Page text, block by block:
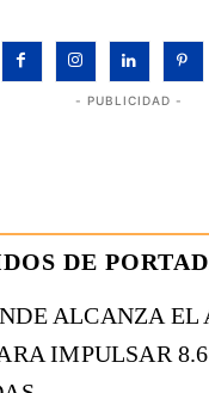
- PUBLICIDAD -
DE
ALCANZA EL
IMPULSAR